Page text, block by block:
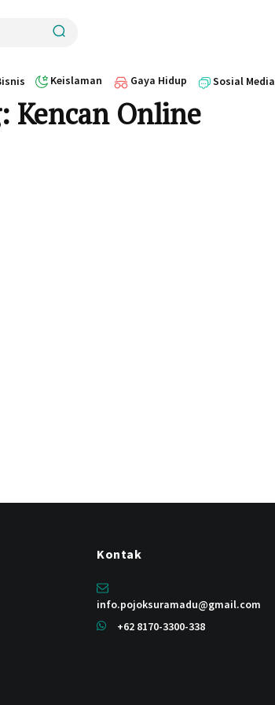
Keislaman Gaya Hidup Sosial Media
Kencan Online
Kontak
info.pojoksuramadu@gmail.com
+62 8170-3300-338